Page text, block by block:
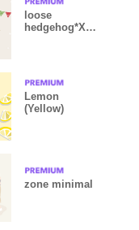
loose
hedgehog*Xm
Lemon
(Yellow)
zone minimal